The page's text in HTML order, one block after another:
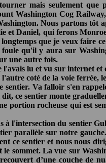
mais seulement que
Washington Cog
Nous partons tôt
et Daniel, qui ferons
que je veux faire
qu'il y aura sur
une autre fois.
lu et vu sur internet
coté de la voie
Va falloir s'en
ce sentier monte
rocheuse qui est
l'intersection du sentier
parallèle sur notre
ce sentier et nous nous
sommet. La vue sur
d’une couche de